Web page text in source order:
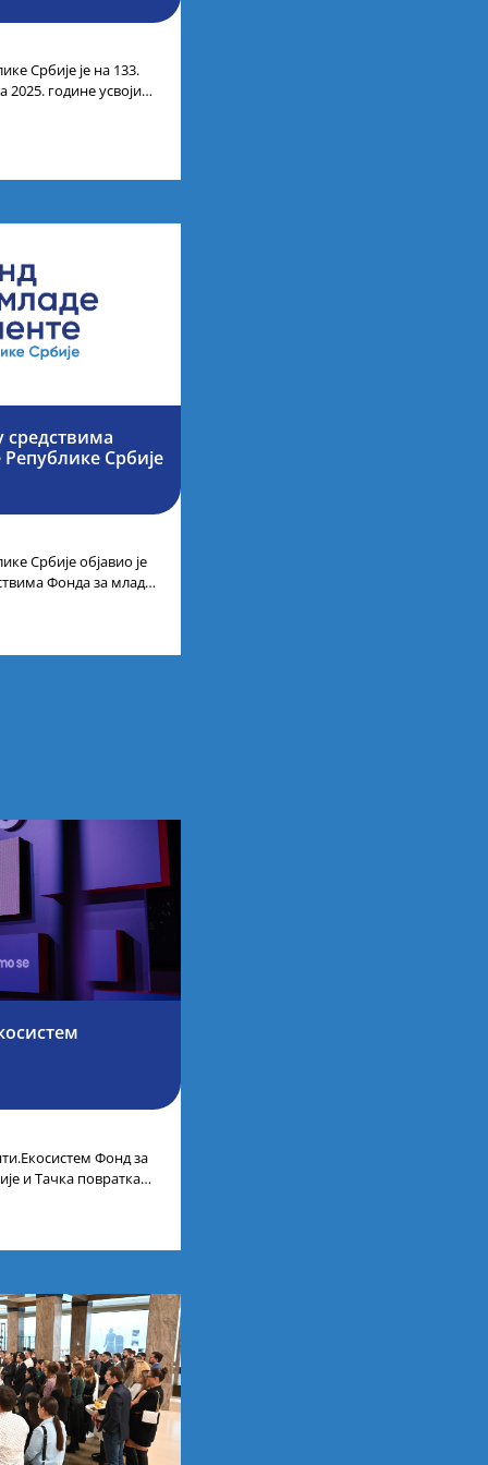
Србије је на 133.
године усвојио
по
средствима
Србије
Србије објавио је
Фонда за младе
Фонд за
и Тачка повратка